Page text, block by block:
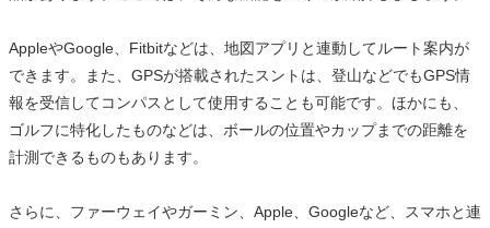
AppleやGoogle、Fitbitなどは、地図アプリと連動してルート案内が
できます。また、GPSが搭載されたスントは、登山などでもGPS情
報を受信してコンパスとして使用することも可能です。ほかにも、
ゴルフに特化したものなどは、ボールの位置やカップまでの距離を
計測できるものもあります。
さらに、ファーウェイやガーミン、Apple、Googleなど、スマホと連